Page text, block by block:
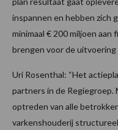
inspannen en hebben zich
minimaal € 200 miljoen aan
brengen voor de uitvoering
Uri Rosenthal: “Het
partners in de Regiegroep.
optreden van alle
varkenshouderij